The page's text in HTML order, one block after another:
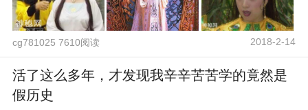
cg781025 7610阅读 2018-2-14
活了这么多年，才发现我辛辛苦苦学的竟然是
假历史